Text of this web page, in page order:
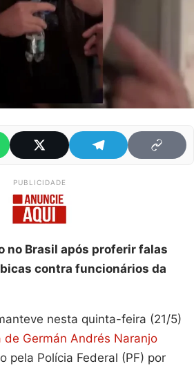
PUBLICIDADE
no Brasil após proferir falas
contra funcionários da
nesta quinta-feira (21/5)
de Germán Andrés Naranjo
pela Polícia Federal (PF) por